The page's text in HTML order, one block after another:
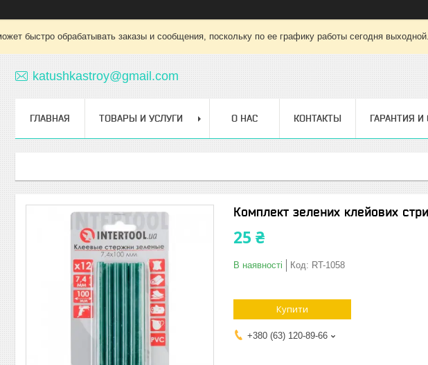
быстро обрабатывать заказы и сообщения, поскольку по ее графику работы сегодня
katushkastroy@gmail.com
ГЛАВНАЯ ТОВАРЫ И УСЛУГИ О НАС КОНТАКТЫ ГАРАНТИЯ И
Комплект зелених клейових
25 ₴
В наявності Код: RT-1058
Купити
+380 (63) 120-89-66